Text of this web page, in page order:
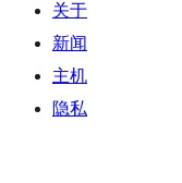
关于
新闻
主机
隐私